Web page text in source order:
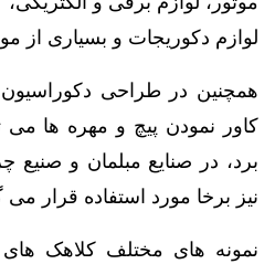
لوازم دکوریجات و بسیاری از
همچنین در طراحی
کاور نمودن پیچ و مهره ها می
برد، در صنایع مبلمان و
نیز برخا مورد استفاده قرار می
نمونه های مختلف کلاهک